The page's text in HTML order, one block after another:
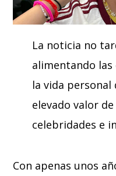
La noticia no
alimentando las
la vida
elevado valor
celebridades e
Con apenas unos